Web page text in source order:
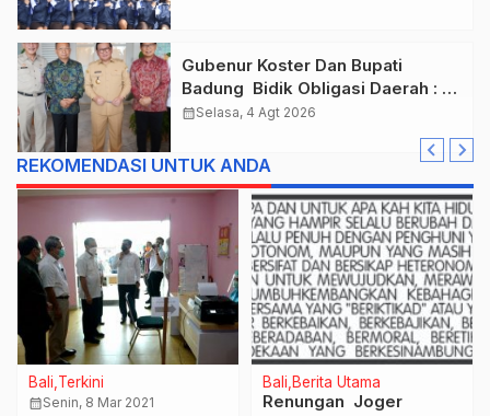
Gubenur Koster Dan Bupati
Badung Bidik Obligasi Daerah :
Gaspol Bangun Infrastruktur
calendar_monthSelasa, 4 Agt 2026
REKOMENDASI UNTUK ANDA
Bali Terkini
calendar_monthSenin, 8 Mar 2021
Bali Berita Utama
Renungan Joger